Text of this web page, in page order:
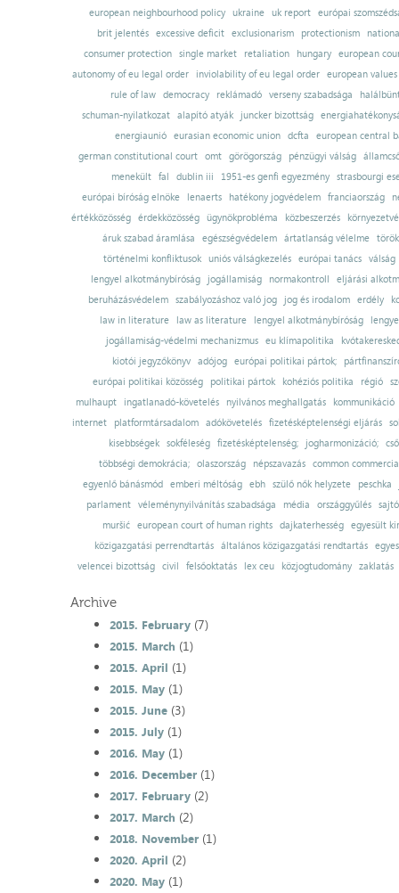
european neighbourhood policy
ukraine uk report
európai
brit jelentés excessive deficit exclusionarism protectionism
consumer protection
single market retaliation hungary
european
autonomy of eu legal order
inviolability of eu legal order
european values
rule of law
democracy reklámadó verseny szabadsága
schuman-nyilatkozat alapító atyák juncker bizottság
energiaunió eurasian economic union dcfta
european central
german constitutional court
omt görögország pénzügyi válság
menekült
fal dublin iii 1951-es genfi egyezmény
strasbourgi
európai bíróság elnöke
lenaerts hatékony jogvédelem franciaország
értékközösség
érdekközösség ügynökprobléma közbeszerzés
áruk szabad áramlása
egészségvédelem ártatlanság vélelme
történelmi konfliktusok uniós válságkezelés európai tanács válság
lengyel alkotmánybíróság
jogállamiság normakontroll
eljárási
beruházásvédelem
szabályozáshoz való jog jog és irodalom erdély
law in literature
law as literature lengyel alkotmánybíróság
jogállamiság-védelmi mechanizmus
eu klímapolitika
kiotói jegyzőkönyv adójog európai politikai pártok;
európai politikai közösség
politikai pártok kohéziós politika régió
mulhaupt
ingatlanadó-követelés nyilvános meghallgatás
kommunikáció
internet
platformtársadalom adókövetelés fizetésképtelenségi eljárás
kisebbségek sokféleség fizetésképtelenség; jogharmonizáció;
többségi demokrácia; olaszország népszavazás common
egyenlő bánásmód emberi méltóság ebh szülő nők helyzete
peschka
parlament
véleménynyilvánítás szabadsága média országgyűlés
muršić
european court of human rights dajkaterhesség
egyesült
közigazgatási perrendtartás
általános közigazgatási rendtartás
velencei bizottság
civil felsőoktatás lex ceu közjogtudomány zaklatás
Archive
2015. February(7)
2015. March (1)
2015. April (1)
2015. May(1)
2015. June(3)
2015. July(1)
2016. May(1)
2016. December(1)
2017. February(2)
2017. March (2)
2018. November(1)
2020. April (2)
2020. May(1)